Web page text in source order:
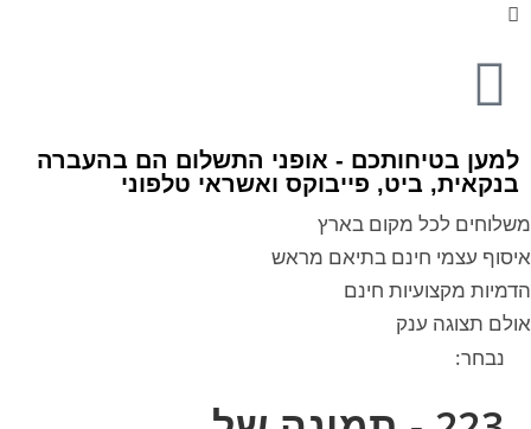
למען בטיחותכם - אופני התשלום הם בהעברה
בנקאית, ביט, פייבוקס ואשראי טלפוני
משלוחים לכל מקום בארץ
איסוף עצמי חינם בתיאם מראש
הדמיות מקצועיות חינם
אולם תצוגה ענק
נבחר: